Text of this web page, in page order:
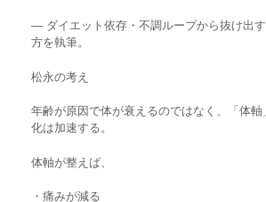
― ダイエット依存・不調ループから抜け出
方を執筆。
松永の考え
年齢が原因で体が衰えるのではなく、「体
化は加速する。
体軸が整えば、
・痛みが減る